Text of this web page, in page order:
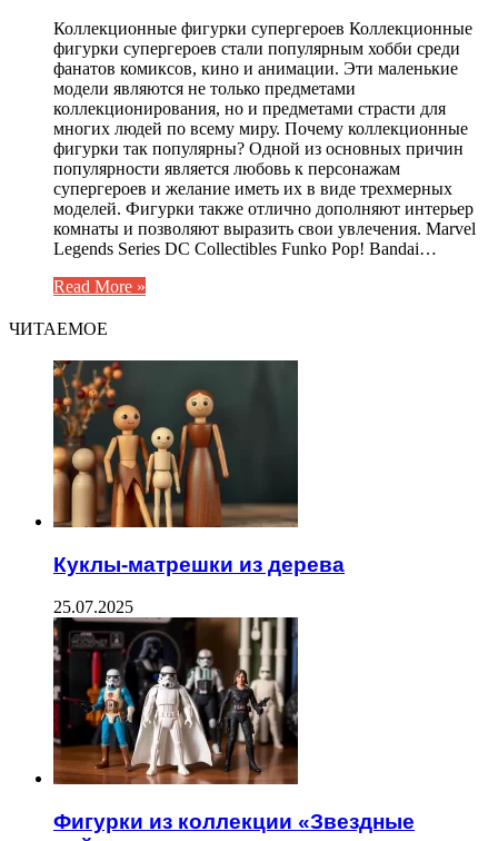
Коллекционные фигурки супергероев Коллекционные
фигурки супергероев стали популярным хобби среди
фанатов комиксов, кино и анимации. Эти маленькие
модели являются не только предметами
коллекционирования, но и предметами страсти для
многих людей по всему миру. Почему коллекционные
фигурки так популярны? Одной из основных причин
популярности является любовь к персонажам
супергероев и желание иметь их в виде трехмерных
моделей. Фигурки также отлично дополняют интерьер
комнаты и позволяют выразить свои увлечения. Marvel
Legends Series DC Collectibles Funko Pop! Bandai…
Read More »
ЧИТАЕМОЕ
Куклы-матрешки из дерева
25.07.2025
Фигурки из коллекции «Звездные